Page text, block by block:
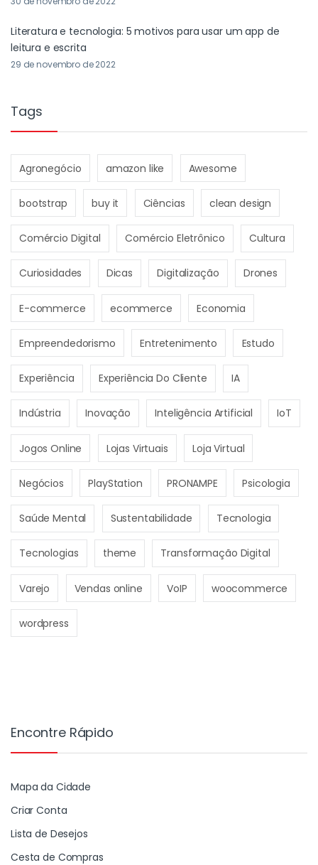
Literatura e tecnologia: 5 motivos para usar um app de
leitura e escrita
29 de novembro de 2022
Tags
Agronegócio amazon like Awesome
bootstrap buy it Ciências clean design
Comércio Digital Comércio Eletrônico Cultura
Curiosidades Dicas Digitalização Drones
E-commerce ecommerce Economia
Empreendedorismo Entretenimento Estudo
Experiência Experiência Do Cliente IA
Indústria Inovação Inteligência Artificial IoT
Jogos Online Lojas Virtuais Loja Virtual
Negócios PlayStation PRONAMPE Psicologia
Saúde Mental Sustentabilidade Tecnologia
Tecnologias theme Transformação Digital
Varejo Vendas online VoIP woocommerce
wordpress
Encontre Rápido
Mapa da Cidade
Criar Conta
Lista de Desejos
Cesta de Compras